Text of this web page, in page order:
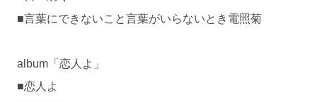
■言葉にできないこと言葉がいらないとき電照菊
album「恋人よ」
■恋人よ